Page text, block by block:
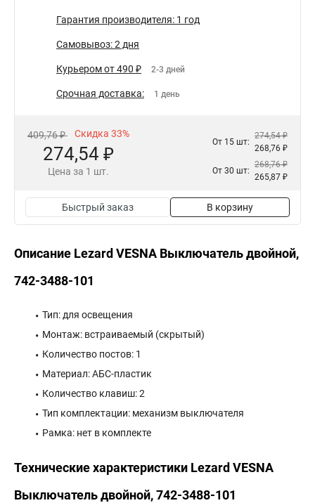
Гарантия производителя: 1 год
Самовывоз: 2 дня
Курьером от 490 ₽ 2-3 дней
Срочная доставка: 1 день
409,76 ₽ Скидка 33%
274,54 ₽
Цена за 1 шт.
От 15 шт:
274,54 ₽
268,76 ₽
От 30 шт:
268,76 ₽
265,87 ₽
Быстрый заказ В корзину
Описание Lezard VESNA Выключатель двойной,
742-3488-101
Тип: для освещения
Монтаж: встраиваемый (скрытый)
Количество постов: 1
Материал: АБС-пластик
Количество клавиш: 2
Тип комплектации: механизм выключателя
Рамка: нет в комплекте
Технические характеристики Lezard VESNA
Выключатель двойной, 742-3488-101